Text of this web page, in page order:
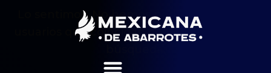
Lo sentimos. No hemos podido encontrar
usuarios que coincidan con tus criterios de